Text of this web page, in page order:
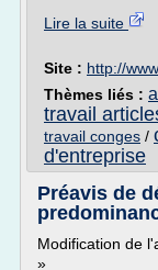
Lire la suite
Site : http://
Thèmes liés :
travail
travail conges /
d'entreprise
Préavis de
Modification de
»